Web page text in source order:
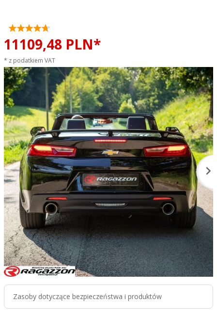
11109,48 PLN*
* z podatkiem VAT
Zasoby dotyczące bezpieczeństwa i produktów